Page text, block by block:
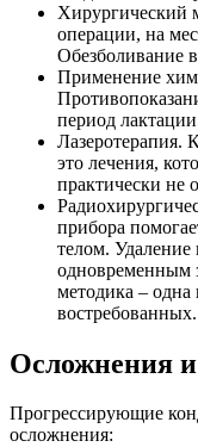
Хирургический
операции, на
Обезболивание
Применение
период
Лазеротерапия.
это лечения,
практически не
прибора
телом. Удаление
одновременным
методика –
востребованных.
Осложнения
Прогрессирующие
осложнения: